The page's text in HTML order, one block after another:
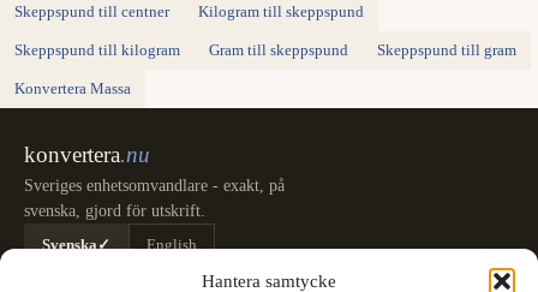
Hantera samtycke
Skeppspund till centner Kilogram till skeppspund
Skeppspund till kilogram Gram till skeppspund Skeppspund till gram
Konvertera Massa
konvertera.nu
Sveriges enhetsomvandlare - exakt, på
svenska, gjord för utskrift.
Svenska ✓
English